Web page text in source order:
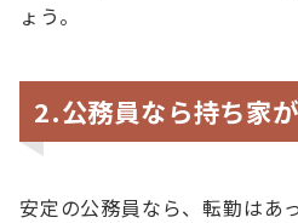
ょう。
2.公務員なら持ち家
安定の公務員なら、転勤はあ